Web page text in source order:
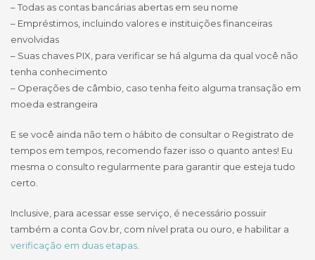
– Todas as contas bancárias abertas em seu nome
– Empréstimos, incluindo valores e instituições financeiras
envolvidas
– Suas chaves PIX, para verificar se há alguma da qual você não
tenha conhecimento
– Operações de câmbio, caso tenha feito alguma transação em
moeda estrangeira
E se você ainda não tem o hábito de consultar o Registrato de
tempos em tempos, recomendo fazer isso o quanto antes! Eu
mesma o consulto regularmente para garantir que esteja tudo
certo.
Inclusive, para acessar esse serviço, é necessário possuir
também a conta Gov.br, com nível prata ou ouro, e habilitar a
verificação em duas etapas.